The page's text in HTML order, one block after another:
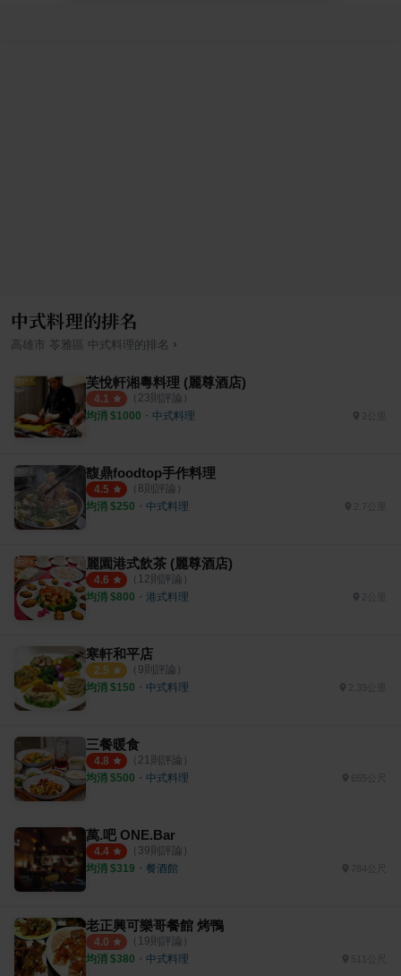
中式料理的排名
高雄市 苓雅區 中式料理 的排名 ›
芙悅軒湘粵料理 (麗尊酒店)
4.1 （ 23則評論）
均消 $1000 ・ 中式料理
馥鼎foodtop手作料理
4.5 （ 8則評論）
均消 $250 ・ 中式料理
麗園港式飲茶 (麗尊酒店)
4.6 （ 12則評論）
均消 $800 ・ 港式料理
寒軒和平店
2.5 （ 9則評論）
均消 $150 ・ 中式料理
三餐暖食
4.8 （ 21 則評論）
均消 $500 ・ 中式料理 655公尺
萬.吧 ONE.Bar
4.4 （ 39則評論）
均消 $319 ・ 餐酒館 784公尺
老正興可樂哥餐館 烤鴨
4.0 （ 19則評論）
均消 $380 ・ 中式料理 511公尺